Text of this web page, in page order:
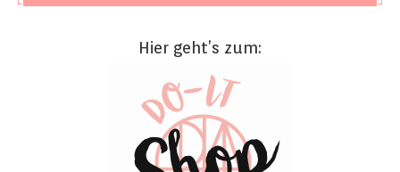
Hier geht’s zum: